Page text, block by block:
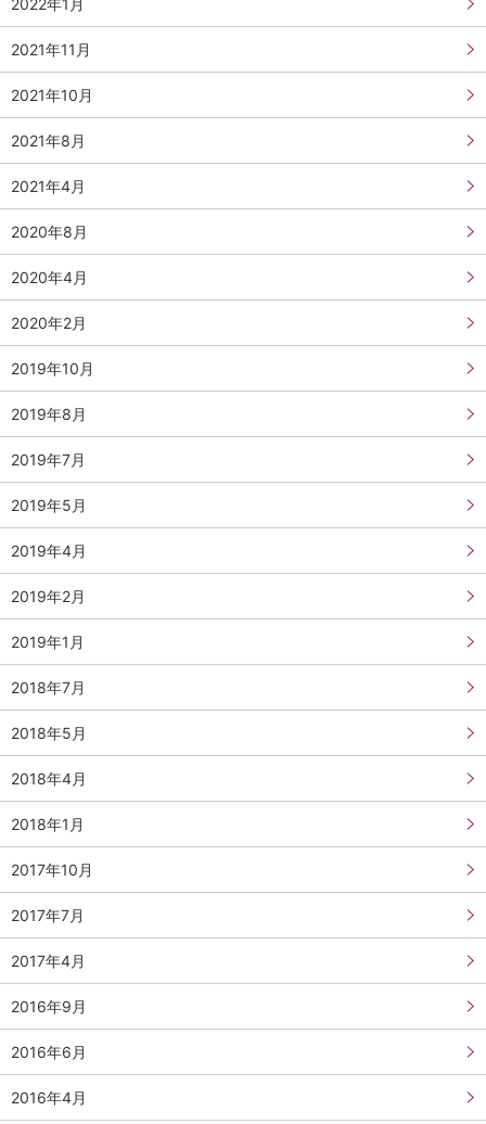
2022年1月
2021年11月
2021年10月
2021年8月
2021年4月
2020年8月
2020年4月
2020年2月
2019年10月
2019年8月
2019年7月
2019年5月
2019年4月
2019年2月
2019年1月
2018年7月
2018年5月
2018年4月
2018年1月
2017年10月
2017年7月
2017年4月
2016年9月
2016年6月
2016年4月